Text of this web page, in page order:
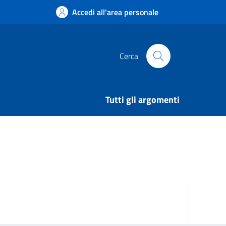
Accedi all'area personale
Cerca
Tutti gli argomenti